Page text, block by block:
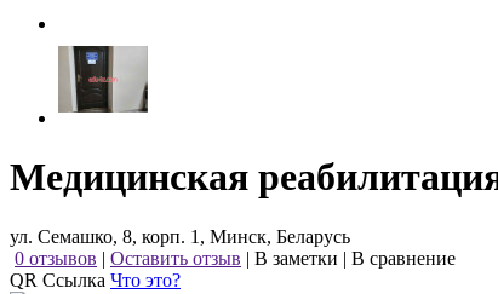
Медицинская
ул. Семашко, 8, корп. 1, Минск, Беларусь
0 отзывов | Оставить отзыв | В заметки | В сравнение
QR Ссылка Что это?